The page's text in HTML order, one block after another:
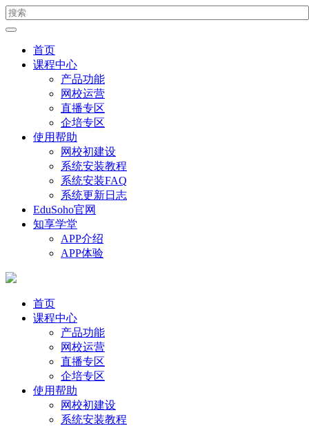
首页
课程中心
产品功能
网校运营
直播专区
企培专区
使用帮助
网校初建设
系统安装教程
系统安装FAQ
系统更新日志
EduSoho官网
知享学堂
APP介绍
APP体验
首页
课程中心
产品功能
网校运营
直播专区
企培专区
使用帮助
网校初建设
系统安装教程